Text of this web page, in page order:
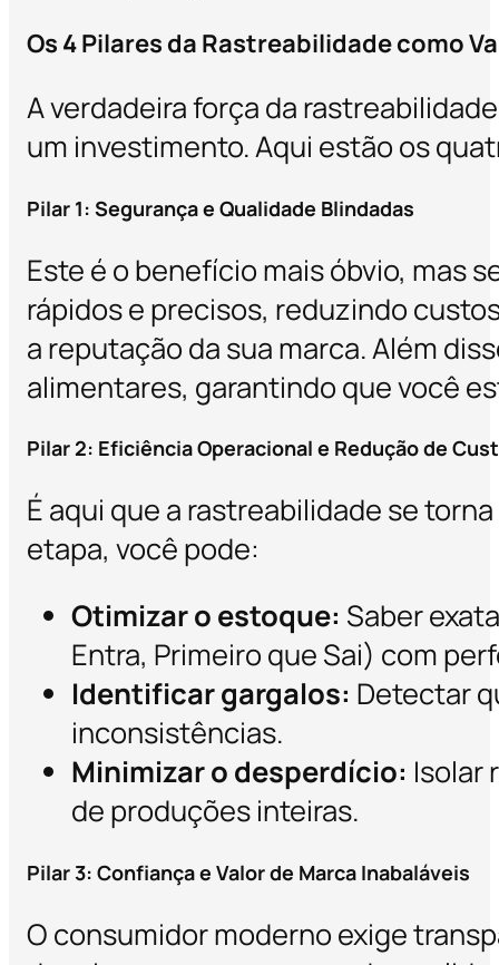
Os 4 Pilares da Rastreabilidade como
A verdadeira força da
um investimento. Aqui estão os
Pilar 1: Segurança e Qualidade Blindadas
Este é o benefício mais óbvio, mas
rápidos e precisos, reduzindo
a reputação da sua marca. Além
alimentares, garantindo que você
Pilar 2: Eficiência Operacional e Redução de
É aqui que a rastreabilidade se
etapa, você pode:
Otimizar o estoque: Saber
Entra, Primeiro que Sai) com
Identificar gargalos: Detectar
inconsistências.
Minimizar o desperdício: Isolar
de produções inteiras.
Pilar 3: Confiança e Valor de Marca Inabaláveis
O consumidor moderno exige